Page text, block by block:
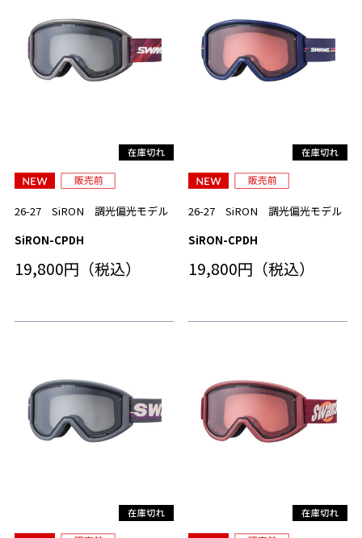
26-27 SiRON 調光偏光モデル
SiRON-CPDH
19,800円（税込）
26-27 SiRON 調光偏光モデル
SiRON-CPDH
19,800円（税込）